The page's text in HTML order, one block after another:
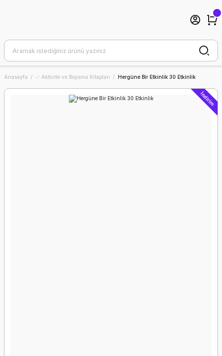
Anasayfa ✅ Aktivite ve Boyama Kitapları Hergüne Bir Etkinlik 30 Etkinlik
İndirim